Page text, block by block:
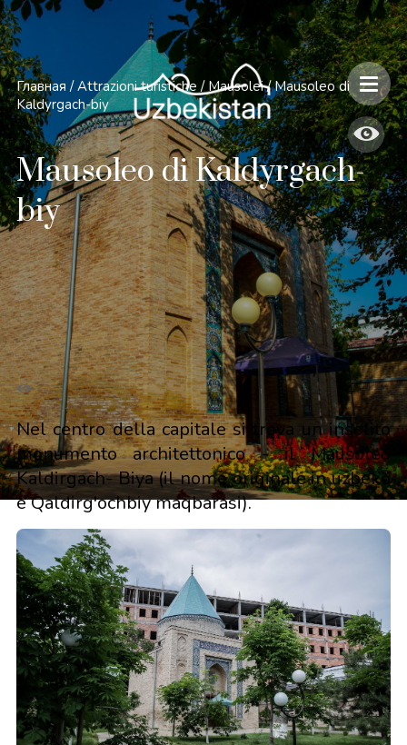
Главная / Attrazioni turistiche / Mausolei / Mausoleo di
Kaldyrgach-biy
Mausoleo di Kaldyrgach-
biy
Nel centro della capitale si trova un insolito
monumento architettonico - il Mausoleo
Kaldirgach- Biya (il nome originale in uzbeko
è Qaldirg'ochbiy maqbarasi).